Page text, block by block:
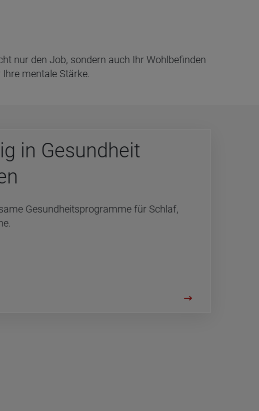
nur den Job, sondern auch Ihr Wohlbefinden
mentale Stärke.
in Gesund­heit
Gesundheitsprogramme für Schlaf,